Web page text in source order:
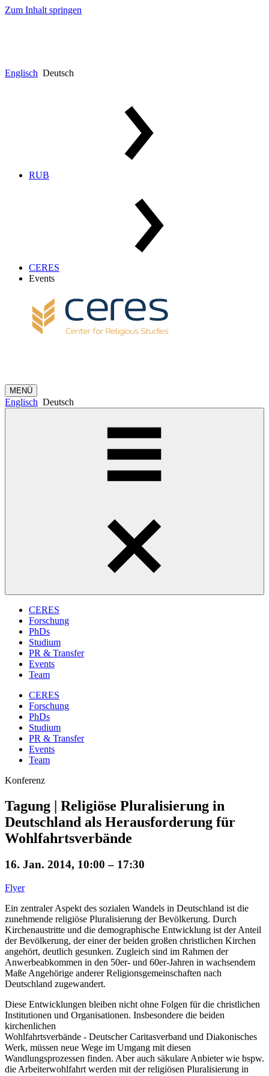
Zum Inhalt springen
Englisch Deutsch
RUB
CERES
Events
MENÜ
Englisch Deutsch
CERES
Forschung
PhDs
Studium
PR & Transfer
Events
Team
CERES
Forschung
PhDs
Studium
PR & Transfer
Events
Team
Konferenz
Tagung | Religiöse Pluralisierung in
Deutschland als Herausforderung für
Wohlfahrtsverbände
16. Jan. 2014, 10:00 – 17:30
Flyer
Ein zentraler Aspekt des sozialen Wandels in Deutschland ist die
zunehmende religiöse Pluralisierung der Bevölkerung. Durch
Kirchenaustritte und die demographische Entwicklung ist der Anteil
der Bevölkerung, der einer der beiden großen christlichen Kirchen
angehört, deutlich gesunken. Zugleich sind im Rahmen der
Anwerbeabkommen in den 50er- und 60er-Jahren in wachsendem
Maße Angehörige anderer Religionsgemeinschaften nach
Deutschland zugewandert.
Diese Entwicklungen bleiben nicht ohne Folgen für die christlichen
Institutionen und Organisationen. Insbesondere die beiden
kirchenlichen
Wohlfahrtsverbände - Deutscher Caritasverband und Diakonisches
Werk, müssen neue Wege im Umgang mit diesen
Wandlungsprozessen finden. Aber auch säkulare Anbieter wie bspw.
die Arbeiterwohlfahrt werden mit der religiösen Pluralisierung in